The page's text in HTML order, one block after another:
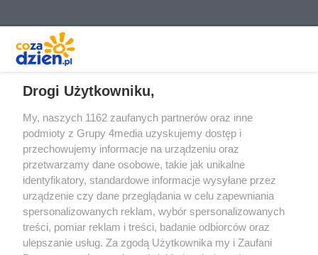
Prywatność Reklama Redakcja Praca Kielce
Drogi Użytkowniku,
My, naszych 1162 zaufanych partnerów oraz inne
podmioty z Grupy 4media uzyskujemy dostęp i
przechowujemy informacje na urządzeniu oraz
przetwarzamy dane osobowe, takie jak unikalne
identyfikatory, standardowe informacje wysyłane przez
urządzenie czy dane przeglądania w celu zapewniania
spersonalizowanych reklam, wybór spersonalizowanych
treści, pomiar reklam i treści, badanie odbiorców oraz
ulepszanie usług. Za zgodą Użytkownika my i Zaufani